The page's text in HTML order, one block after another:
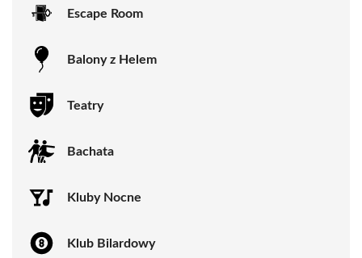
Escape Room
Balony z Helem
Teatry
Bachata
Kluby Nocne
Klub Bilardowy